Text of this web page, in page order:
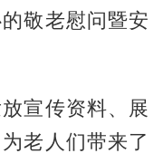
敬老慰问暨安
宣传资料、展
老人们带来了